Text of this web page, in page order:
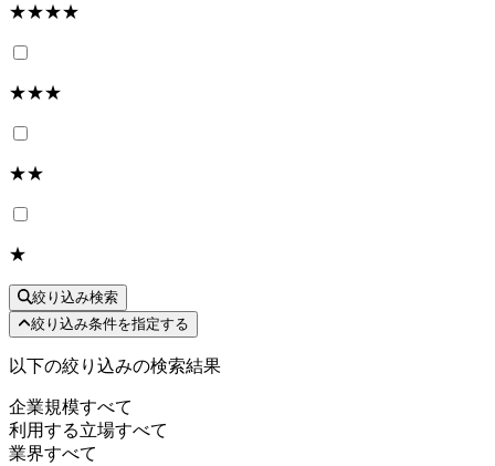
★★★★
★★★
★★
★
絞り込み検索
絞り込み条件を指定する
以下の絞り込みの検索結果
企業規模すべて
利用する立場すべて
業界すべて